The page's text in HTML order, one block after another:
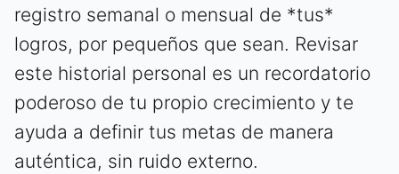
registro semanal o mensual de *tus*
logros, por pequeños que sean. Revisar
este historial personal es un recordatorio
poderoso de tu propio crecimiento y te
ayuda a definir tus metas de manera
auténtica, sin ruido externo.